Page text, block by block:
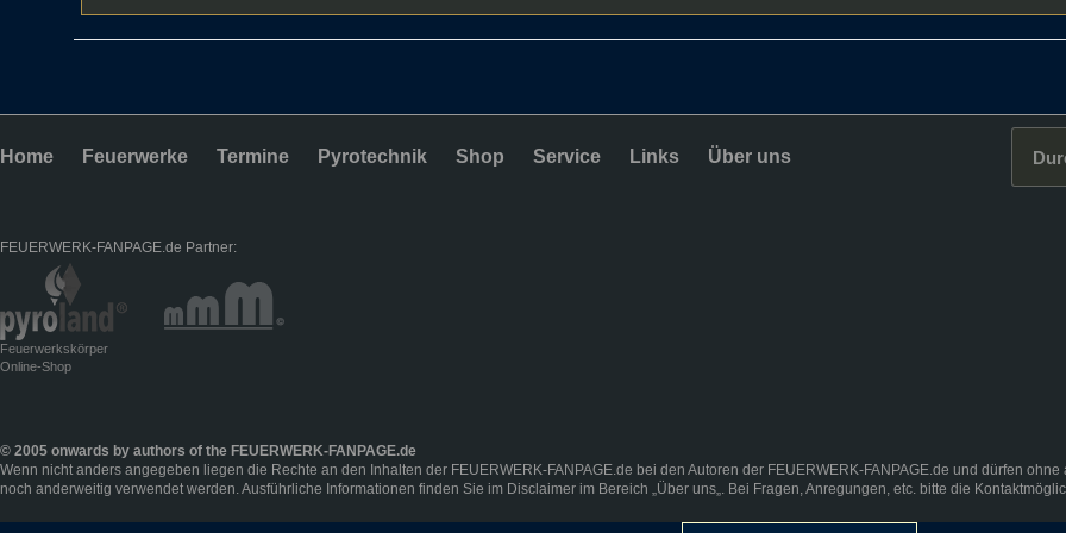
Home Feuerwerke Termine Pyrotechnik Shop Service Links Über uns
FEUERWERK-FANPAGE.de Partner:
Feuerwerkskörper
Online-Shop
© 2005 onwards by authors of the FEUERWERK-FANPAGE.de
Wenn nicht anders angegeben liegen die Rechte an den Inhalten der FEUERWERK-FANPAGE.de bei den Autoren der FEUERWERK-FANPAGE.de und dürfen
noch anderweitig verwendet werden. Ausführliche Informationen finden Sie im Disclaimer im Bereich „Über uns„. Bei Fragen, Anregungen, etc. bitte die